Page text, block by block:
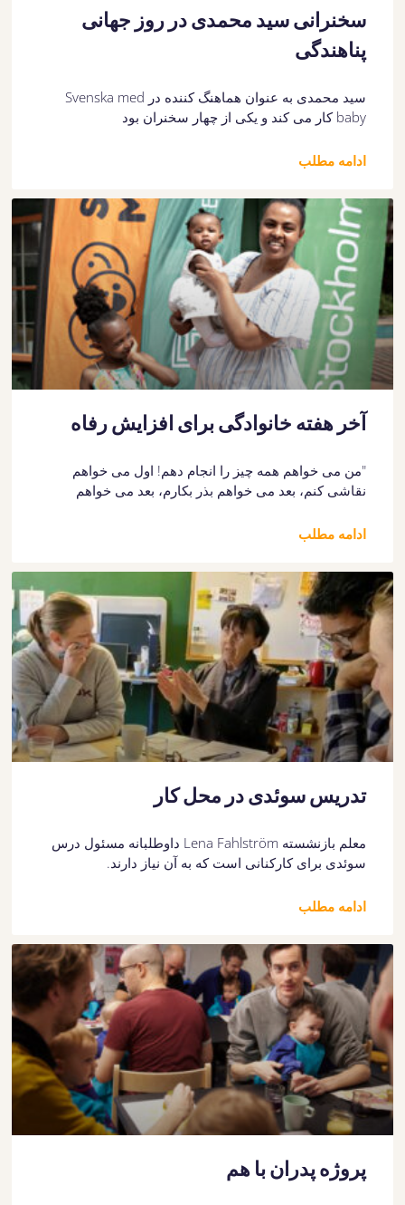
سخنرانی سید محمدی در روز جهانی
پناهندگی
سید محمدی به عنوان هماهنگ کننده در Svenska med
baby کار می کند و یکی از چهار سخنران بود
ادامه مطلب
آخر هفته خانوادگی برای افزایش رفاه
"من می خواهم همه چیز را انجام دهم! اول می خواهم
نقاشی کنم، بعد می خواهم بذر بکارم، بعد می خواهم
ادامه مطلب
تدریس سوئدی در محل کار
معلم بازنشسته Lena Fahlström داوطلبانه مسئول درس
سوئدی برای کارکنانی است که به آن نیاز دارند.
ادامه مطلب
پروژه پدران با هم